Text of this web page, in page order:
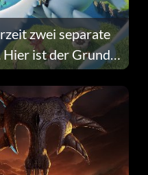
zwei separate
ist der Grund